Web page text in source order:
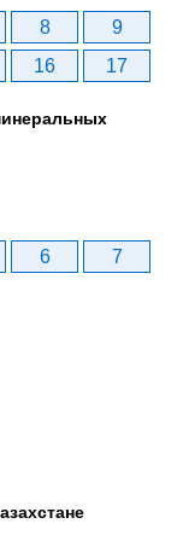
8
9
16 17
6
7